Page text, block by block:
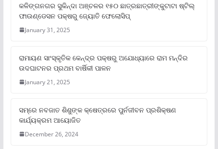
କଳିଙ୍ଗନଗର ସୁକିନ୍ଦା ଅଞ୍ଚଳର ୧୫୦ ଛାତ୍ରଛାତ୍ରୀଙ୍କୁଟାଟା ଷ୍ଟିଲ୍
ଫାଉଣ୍ଡେସନ ପକ୍ଷରୁ ଜ୍ୟୋତି ଫେଲୋସିପ୍‌
January 31, 2025
ରାମାୟଣ ସାଂସ୍କୃତିକ କେନ୍ଦ୍ର ପକ୍ଷରୁ ଅଯୋଧ୍ୟାରେ ରାମ ମନ୍ଦିର
ଉଦଘାଟନର ପ୍ରଥମ ବାର୍ଷିକୀ ପାଳନ
January 21, 2025
ସମ୍‌ରେ ନବଜାତ ଶିଶୁଙ୍କ କ୍ଷେତ୍ରରେ ପୁର୍ନଜୀବନ ପ୍ରଶିକ୍ଷଣ
କାର୍ଯ୍ୟକ୍ରମ ଆୟୋଜିତ
December 26, 2024